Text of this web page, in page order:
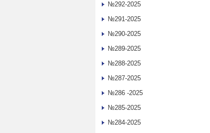
№292-2025
№291-2025
№290-2025
№289-2025
№288-2025
№287-2025
№286 -2025
№285-2025
№284-2025